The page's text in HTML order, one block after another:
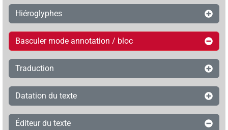
Hiéroglyphes
Basculer mode annotation / bloc
Traduction
Datation du texte
Éditeur du texte